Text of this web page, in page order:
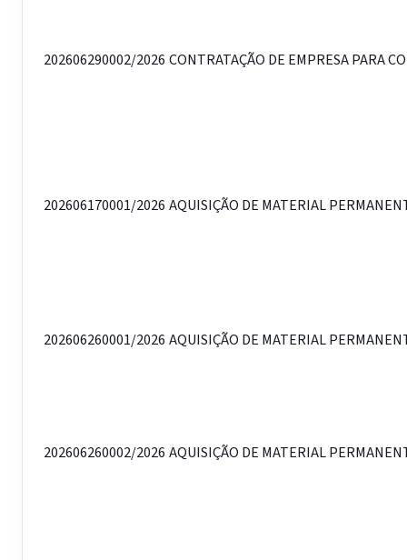
202606290002/2026 CONTRATAÇÃO DE EMPRESA PARA
202606170001/2026 AQUISIÇÃO DE MATERIAL
202606260001/2026 AQUISIÇÃO DE MATERIAL
202606260002/2026 AQUISIÇÃO DE MATERIAL